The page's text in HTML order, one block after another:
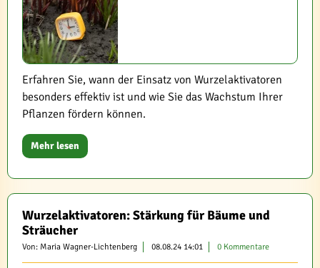
Erfahren Sie, wann der Einsatz von Wurzelaktivatoren
besonders effektiv ist und wie Sie das Wachstum Ihrer
Pflanzen fördern können.
Mehr lesen
Wurzelaktivatoren: Stärkung für Bäume und
Sträucher
Von: Maria Wagner-Lichtenberg 08.08.24 14:01 0 Kommentare